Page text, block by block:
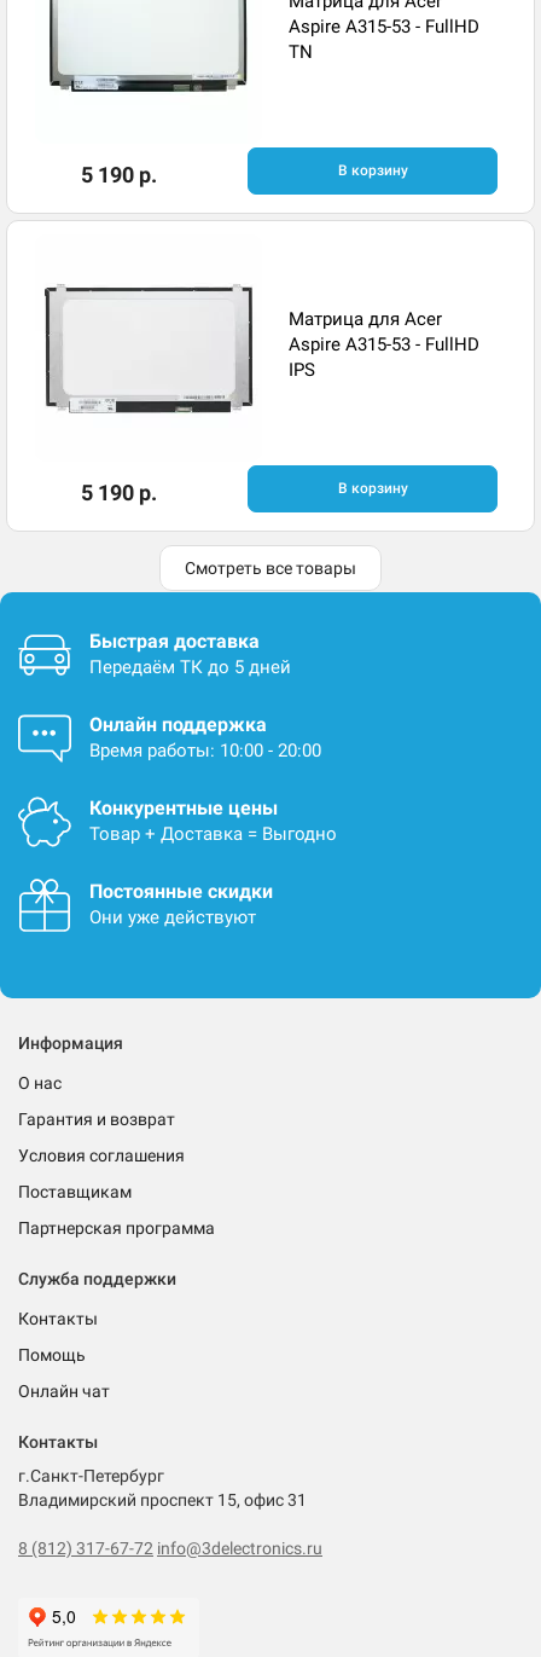
Aspire A315-53 - FullHD
TN
5 190 р. В корзину
Матрица для Acer
Aspire A315-53 - FullHD
IPS
5 190 р. В корзину
Смотреть все товары
Быстрая доставка
Передаём ТК до 5 дней
Онлайн поддержка
Время работы: 10:00 - 20:00
Конкурентные цены
Товар + Доставка = Выгодно
Постоянные скидки
Они уже действуют
Информация
О нас
Гарантия и возврат
Условия соглашения
Поставщикам
Партнерская программа
Служба поддержки
Контакты
Помощь
Онлайн чат
Контакты
г.Санкт-Петербург
Владимирский проспект 15, офис 31
8 (812) 317-67-72 info@3delectronics.ru